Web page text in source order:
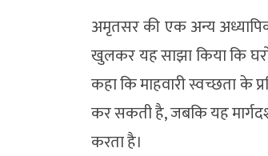
अमृतसर की एक अन्य
खुलकर यह साझा किया कि
कहा कि माहवारी स्वच्छता के
कर सकती है, जबकि यह
करता है।